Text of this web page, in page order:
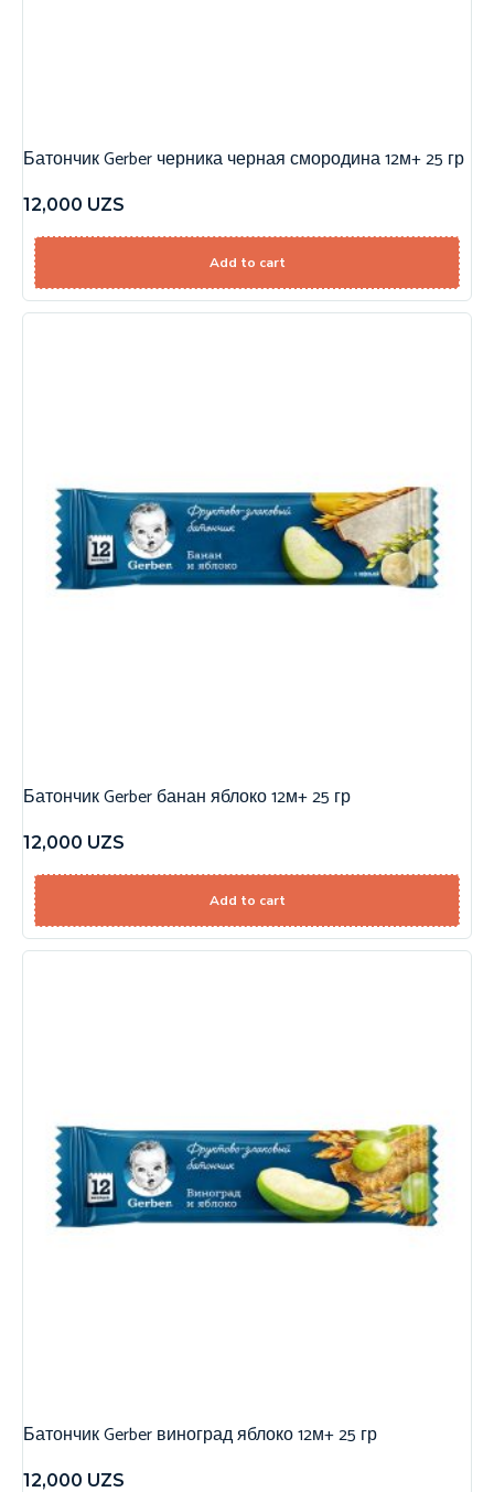
Батончик Gerber черника черная смородина 12м+ 25 гр
12,000 UZS
Add to cart
Батончик Gerber банан яблоко 12м+ 25 гр
12,000 UZS
Add to cart
Батончик Gerber виноград яблоко 12м+ 25 гр
12,000 UZS